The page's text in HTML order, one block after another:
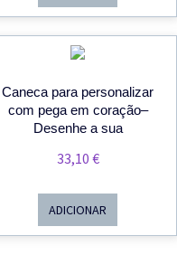
Caneca para personalizar
com pega em coração–
Desenhe a sua
33,10 €
ADICIONAR